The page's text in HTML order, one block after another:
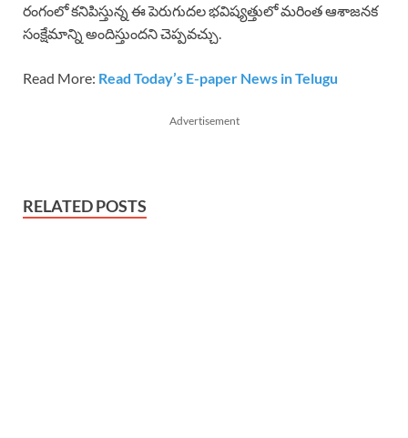
రంగంలో కనిపిస్తున్న ఈ పెరుగుదల భవిష్యత్తులో మరింత ఆశాజనక
సంక్షేమాన్ని అందిస్తుందని చెప్పవచ్చు.
Read More: Read Today’s E-paper News in Telugu
Advertisement
RELATED POSTS